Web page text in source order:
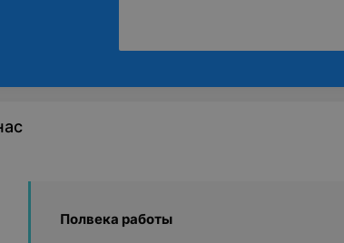
Полвека работы